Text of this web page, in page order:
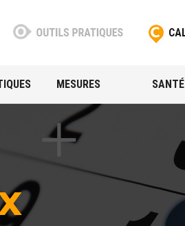
MESURES SANTÉ